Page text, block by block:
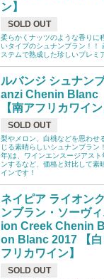
ン】
SOLD OUT
柔らかくナッツのような香りに
いタイプのシュナンブラン！！
ステムで熟成した珍しいプレミ
ルバンジ シュナン
anzi Chenin Blanc
【南アフリカワイン
SOLD OUT
梨やメロン、白桃などを思わせ
じる素晴らしいシュナンブラン
年)は、ワインエンスージアス
ンするなど、価格と対比して素
インです！
ネイピア ライオン
ンブラン・ソーヴ
ion Creek Chenin
on Blanc 2017 【
フリカワイン】
SOLD OUT